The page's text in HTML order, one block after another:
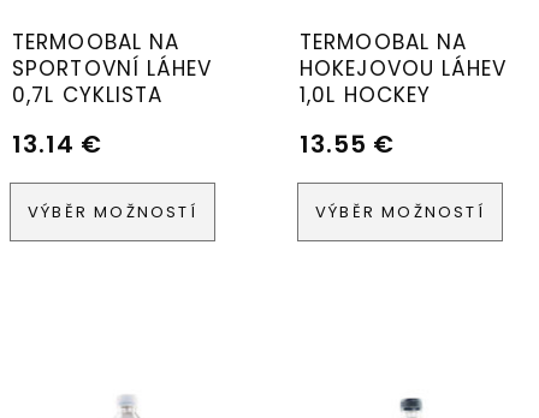
TERMOOBAL NA
SPORTOVNÍ LÁHEV
0,7L CYKLISTA
13.14 €
VÝBĚR MOŽNOSTÍ
TERMOOBAL NA
HOKEJOVOU LÁHEV
1,0L HOCKEY
13.55 €
VÝBĚR MOŽNOSTÍ